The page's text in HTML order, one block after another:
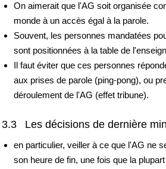
On aimerait que l'AG soit organisée
monde à un accès égal à la parole.
Souvent, les personnes mandatées
sont positionnées à la table de
Il faut éviter que ces personnes
aux prises de parole (ping-pong), ou
déroulement de l'AG (effet tribune).
3.3 Les décisions de dernière
en particulier, veiller à ce que l'AG ne
son heure de fin, une fois que la